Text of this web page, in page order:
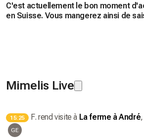
C'est actuellement le bon moment
en Suisse. Vous mangerez ainsi de
Mimelis Live
15:25 F. rend visite à La ferme à André
GE